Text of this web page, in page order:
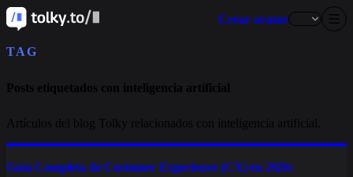
Crear avatar
TAG
Posts etiquetados con inteligencia artificial
Artículos del blog Tolky relacionados con inteligencia artificial.
Guía Completa de Customer Experience (CX) en 2026: